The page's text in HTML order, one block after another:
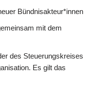
Bündnisakteur*innen
mit dem
des Steuerungskreises
Es gilt das